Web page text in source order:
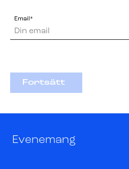
Email*
Fortsätt
Evenemang